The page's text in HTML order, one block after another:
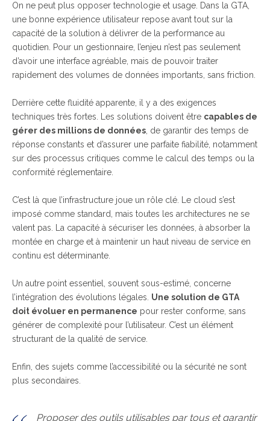
On ne peut plus opposer technologie et usage. Dans la GTA,
une bonne expérience utilisateur repose avant tout sur la
capacité de la solution à délivrer de la performance au
quotidien. Pour un gestionnaire, l’enjeu n’est pas seulement
d’avoir une interface agréable, mais de pouvoir traiter
rapidement des volumes de données importants, sans friction.
Derrière cette fluidité apparente, il y a des exigences
techniques très fortes. Les solutions doivent être capables de
gérer des millions de données , de garantir des temps de
réponse constants et d’assurer une parfaite fiabilité, notamment
sur des processus critiques comme le calcul des temps ou la
conformité réglementaire.
C’est là que l’infrastructure joue un rôle clé. Le cloud s’est
imposé comme standard, mais toutes les architectures ne se
valent pas. La capacité à sécuriser les données, à absorber la
montée en charge et à maintenir un haut niveau de service en
continu est déterminante.
Un autre point essentiel, souvent sous-estimé, concerne
l’intégration des évolutions légales. Une solution de GTA
doit évoluer en permanence pour rester conforme, sans
générer de complexité pour l’utilisateur. C’est un élément
structurant de la qualité de service.
Enfin, des sujets comme l’accessibilité ou la sécurité ne sont
plus secondaires.
Proposer des outils utilisables par tous et garantir